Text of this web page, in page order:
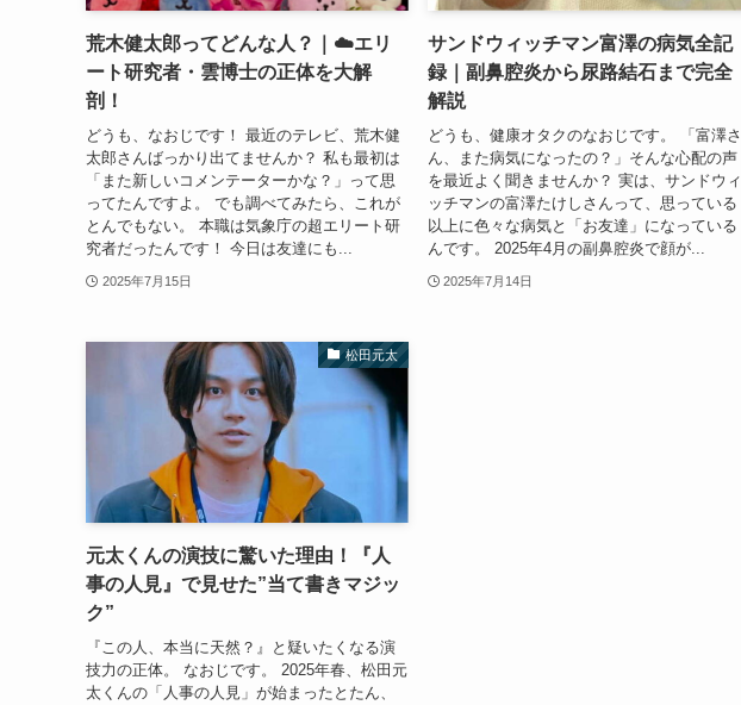
荒木健太郎ってどんな人？｜☁️エリ
ート研究者・雲博士の正体を大解
剖！
どうも、なおじです！ 最近のテレビ、荒木健
太郎さんばっかり出てませんか？ 私も最初は
「また新しいコメンテーターかな？」って思
ってたんですよ。 でも調べてみたら、これが
とんでもない。 本職は気象庁の超エリート研
究者だったんです！ 今日は友達にも...
2025年7月15日
サンドウィッチマン富澤の病気全記
録｜副鼻腔炎から尿路結石まで完全
解説
どうも、健康オタクのなおじです。 「富澤さ
ん、また病気になったの？」そんな心配の声
を最近よく聞きませんか？ 実は、サンドウィ
ッチマンの富澤たけしさんって、思っている
以上に色々な病気と「お友達」になっている
んです。 2025年4月の副鼻腔炎で顔が...
2025年7月14日
松田元太
元太くんの演技に驚いた理由！『人
事の人見』で見せた”当て書きマジッ
ク”
『この人、本当に天然？』と疑いたくなる演
技力の正体。 なおじです。 2025年春、松田元
太くんの「人事の人見」が始まったとたん、